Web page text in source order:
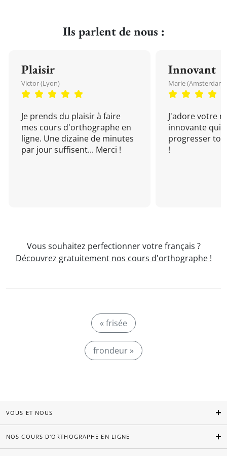
Ils parlent de nous :
Plaisir
Victor (Lyon)
Je prends du plaisir à faire
mes cours d'orthographe en
ligne. Une dizaine de minutes
par jour suffisent... Merci !
Innovant
Marie (Amsterdam)
J'adore votre
innovante qui
progresser
!
Vous souhaitez perfectionner votre français ?
Découvrez gratuitement nos cours d'orthographe !
« frisée
frondeur »
VOUS ET NOUS
NOS COURS D'ORTHOGRAPHE EN LIGNE